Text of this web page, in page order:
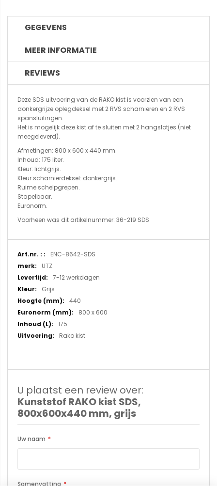
GEGEVENS
MEER INFORMATIE
REVIEWS
Deze SDS uitvoering van de RAKO kist is voorzien van een
donkergrijze oplegdeksel met 2 RVS scharnieren en 2 RVS
spansluitingen.
Het is mogelijk deze kist af te sluiten met 2 hangslotjes (niet
meegeleverd).
Afmetingen: 800 x 600 x 440 mm.
Inhoud: 175 liter.
Kleur: lichtgrijs.
Kleur scharnierdeksel: donkergrijs.
Ruime schelpgrepen.
Stapelbaar.
Euronorm.
Voorheen was dit artikelnummer: 36-219 SDS
Meer
informatie
ENC-8642-SDS
UTZ
7-12 werkdagen
Grijs
440
800 x 600
175
Rako kist
U plaatst een review over:
Kunststof RAKO kist SDS,
800x600x440 mm, grijs
Uw naam
Samenvatting